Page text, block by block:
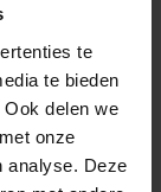
te
te bieden
delen we
onze
analyse. Deze
chassis